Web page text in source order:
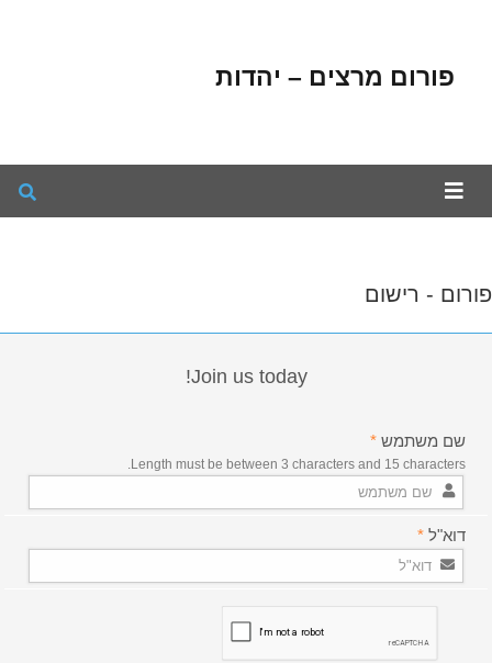
פורום מרצים – יהדות
פורום - רישום
Join us today!
שם משתמש*
Length must be between 3 characters and 15 characters.
דוא"ל*